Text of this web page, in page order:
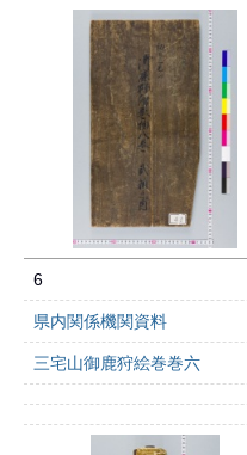
6
県内関係機関資料
三宅山御鹿狩絵巻巻六